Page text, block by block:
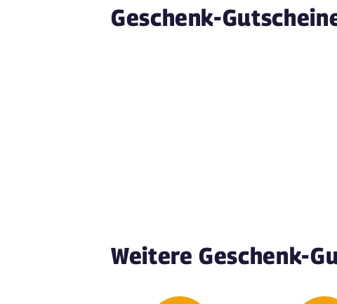
Geschenk-
Weitere Geschenk-